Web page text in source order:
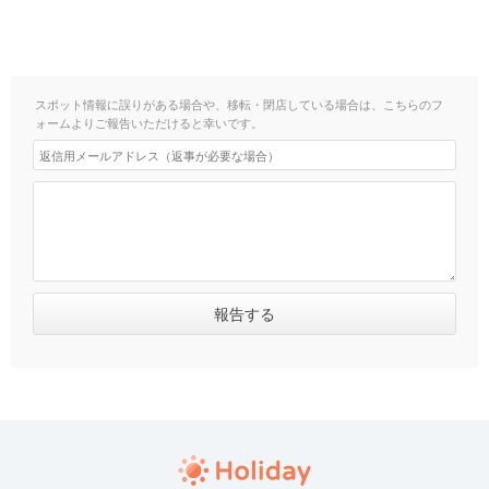
スポット情報に誤りがある場合や、移転・閉店している場合は、こちらのフ
ォームよりご報告いただけると幸いです。